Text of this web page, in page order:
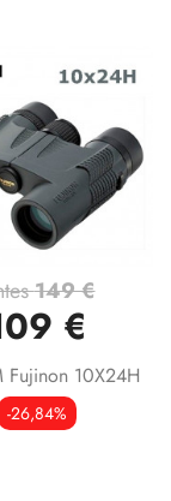
149 €
€
Fujinon 10X24H
-26,84%